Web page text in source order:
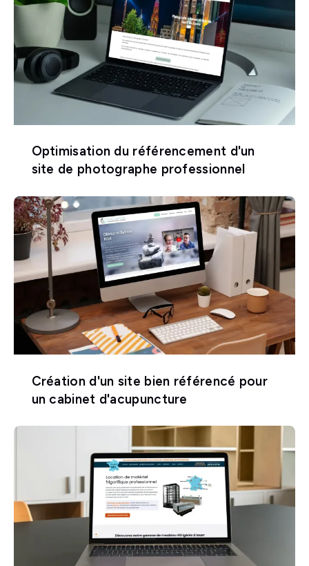
Optimisation du référencement d'un
site de photographe professionnel
Création d'un site bien référencé pour
un cabinet d'acupuncture